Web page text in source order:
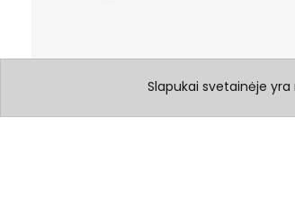
Slapukai svetainėje